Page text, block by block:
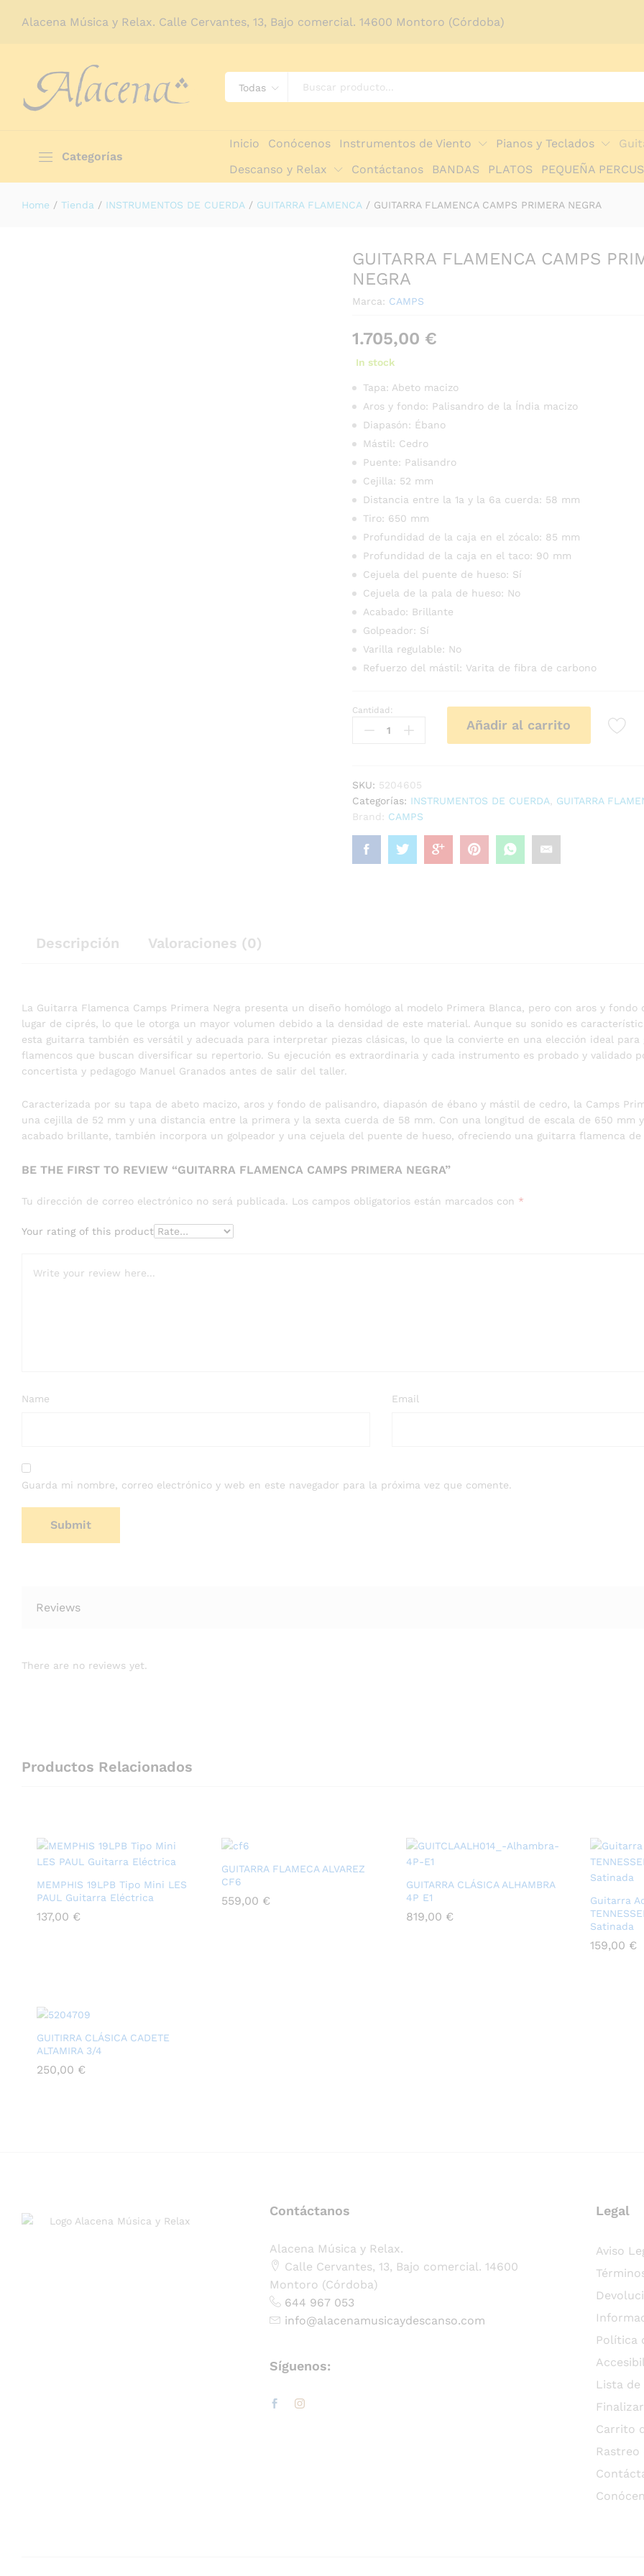
Alacena Música y Relax. Calle Cervantes, 13, Bajo comercial. 14600 Montoro (Córdoba)
Todas
Categorías
Inicio Conócenos Instrumentos de Viento Pianos y Teclados
Descanso y Relax
Contáctanos BANDAS PLATOS PEQUEÑA
Home / Tienda / INSTRUMENTOS DE CUERDA / GUITARRA FLAMENCA / GUITARRA FLAMENCA CAMPS PRIMERA NEGRA
GUITARRA FLAMENCA CAMPS
NEGRA
Marca: CAMPS
1.705,00 €
In stock
Tapa: Abeto macizo
Aros y fondo: Palisandro de la Índia macizo
Diapasón: Ébano
Mástil: Cedro
Puente: Palisandro
Cejilla: 52 mm
Distancia entre la 1a y la 6a cuerda: 58 mm
Tiro: 650 mm
Profundidad de la caja en el zócalo: 85 mm
Profundidad de la caja en el taco: 90 mm
Cejuela del puente de hueso: Sí
Cejuela de la pala de hueso: No
Acabado: Brillante
Golpeador: Sí
Varilla regulable: No
Refuerzo del mástil: Varita de fibra de carbono
GUITARRA
FLAMENCA
quantity
Cantidad:
Añadir al carrito
SKU: 5204605
Categorías: INSTRUMENTOS DE CUERDA
GUITARRA
Brand: CAMPS
Descripción Valoraciones (0)
La Guitarra Flamenca Camps Primera Negra presenta un diseño homólogo al modelo Primera Blanca, pero con aros y fondo
lugar de ciprés, lo que le otorga un mayor volumen debido a la densidad de este material. Aunque su sonido es
esta guitarra también es versátil y adecuada para interpretar piezas clásicas, lo que la convierte en una elección ideal para
flamencos que buscan diversificar su repertorio. Su ejecución es extraordinaria y cada instrumento es probado y validado
concertista y pedagogo Manuel Granados antes de salir del taller.
Caracterizada por su tapa de abeto macizo, aros y fondo de palisandro, diapasón de ébano y mástil de cedro, la Camps
una cejilla de 52 mm y una distancia entre la primera y la sexta cuerda de 58 mm. Con una longitud de escala de 650 mm
acabado brillante, también incorpora un golpeador y una cejuela del puente de hueso, ofreciendo una guitarra flamenca
BE THE FIRST TO REVIEW “GUITARRA FLAMENCA CAMPS PRIMERA NEGRA”
Tu dirección de correo electrónico no será publicada. Los campos obligatorios están marcados con *
Your rating of this product
Name Email
Guarda mi nombre, correo electrónico y web en este navegador para la próxima vez que comente.
Reviews
There are no reviews yet.
Productos Relacionados
MEMPHIS 19LPB Tipo Mini LES
PAUL Guitarra Eléctrica
137,00 €
GUITARRA FLAMECA ALVAREZ
CF6
559,00 €
GUITARRA CLÁSICA ALHAMBRA
4P E1
819,00 €
Guitarra
Satinada
159,00 €
GUITIRRA CLÁSICA CADETE
ALTAMIRA 3/4
250,00 €
Contáctanos
Alacena Música y Relax.
Calle Cervantes, 13, Bajo comercial. 14600
Montoro (Córdoba)
644 967 053
info@alacenamusicaydescanso.com
Síguenos:
Legal
Aviso
Política
Lista de
Carrito
Rastreo